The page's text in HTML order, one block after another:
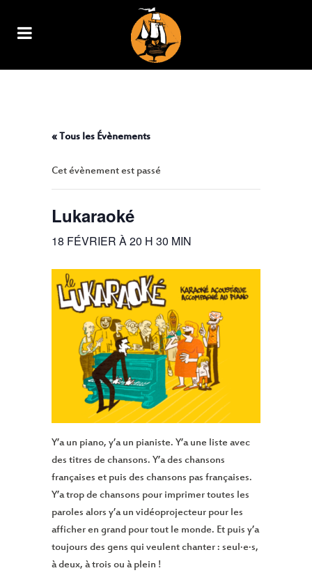
« Tous les Évènements
Cet évènement est passé
Lukaraoké
18 FÉVRIER À 20 H 30 MIN
Y’a un piano, y’a un pianiste. Y’a une liste avec
des titres de chansons. Y’a des chansons
françaises et puis des chansons pas françaises.
Y’a trop de chansons pour imprimer toutes les
paroles alors y’a un vidéoprojecteur pour les
afficher en grand pour tout le monde. Et puis y’a
toujours des gens qui veulent chanter : seul·e·s,
à deux, à trois ou à plein !